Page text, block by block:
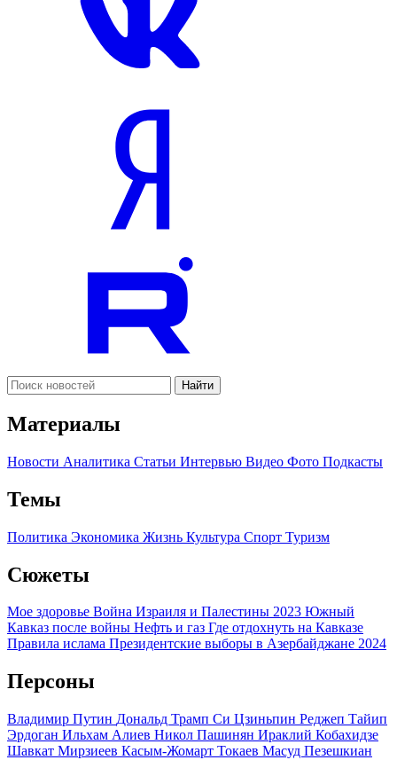
Найти
Материалы
Новости Аналитика Статьи Интервью Видео Фото Подкасты
Темы
Политика Экономика Жизнь Культура Спорт Туризм
Сюжеты
Мое здоровье Война Израиля и Палестины 2023 Южный
Кавказ после войны Нефть и газ Где отдохнуть на Кавказе
Правила ислама Президентские выборы в Азербайджане 2024
Персоны
Владимир Путин Дональд Трамп Си Цзиньпин Реджеп Тайип
Эрдоган Ильхам Алиев Никол Пашинян Ираклий Кобахидзе
Шавкат Мирзиеев Касым-Жомарт Токаев Масуд Пезешкиан